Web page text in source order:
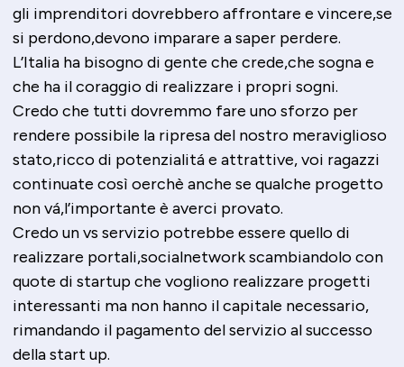
gli imprenditori dovrebbero affrontare e vincere,se
si perdono,devono imparare a saper perdere.
L’Italia ha bisogno di gente che crede,che sogna e
che ha il coraggio di realizzare i propri sogni.
Credo che tutti dovremmo fare uno sforzo per
rendere possibile la ripresa del nostro meraviglioso
stato,ricco di potenzialitá e attrattive, voi ragazzi
continuate così oerchè anche se qualche progetto
non vá,l’importante è averci provato.
Credo un vs servizio potrebbe essere quello di
realizzare portali,socialnetwork scambiandolo con
quote di startup che vogliono realizzare progetti
interessanti ma non hanno il capitale necessario,
rimandando il pagamento del servizio al successo
della start up.